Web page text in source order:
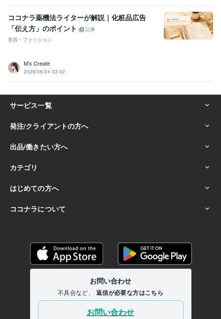
ココナラ薬機法ライターが解説｜化粧品広告
「伝え方」のポイント
記事
美容・ファッション
M’s Create
2026/06/24 03:42